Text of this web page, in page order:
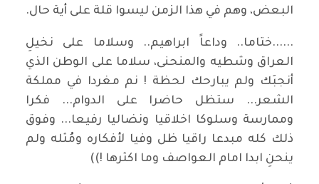
البعض، وهم في هذا الزمن ليسوا قلة على أية حال.
......ختاما.. وداعاً ابراهيم.. وسلاما على نخيلِ
العراق وشطيه والمنحنى، سلاما على الوطن الذي
أنجبَك ولم يبارحك لحظة ! نم مغردا في مملكة
الشعر... ستظل حاضرا على الدوام... فكرا
وممارسة وسلوكا اخلاقيا ونضاليا رفيعا... وفوق
ذلك كله مبدعا راقيا ظل وفيا لأفكاره ومُثله ولم
ينحنِ ابدا امام العواصف وما اكثرها !))